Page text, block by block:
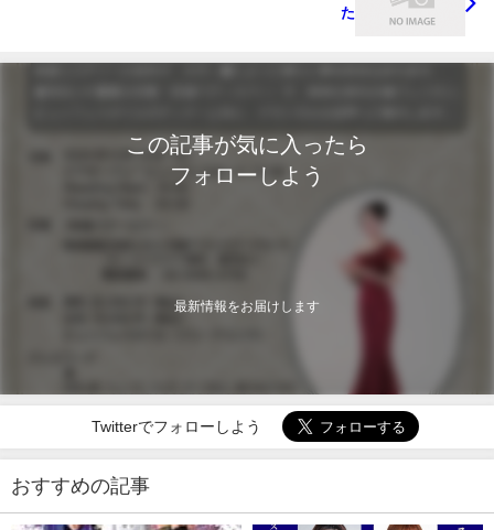
た
この記事が気に入ったら
フォローしよう
最新情報をお届けします
Twitterでフォローしよう
おすすめの記事